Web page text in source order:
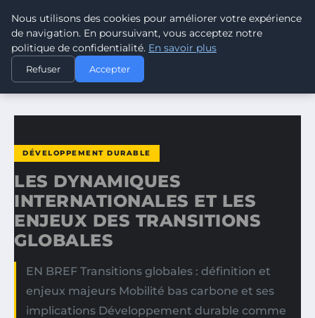
CLIMATE GUARDIAN
ACCUEIL
DÉVELOPPEMENT DURABLE
LES DYNAMIQUES INTERNATIONALES ET LES ENJEUX DES…
DÉVELOPPEMENT DURABLE
LES DYNAMIQUES
INTERNATIONALES ET LES
ENJEUX DES TRANSITIONS
GLOBALES
EN BREF Transitions globales : définition et
enjeux majeurs Mobilité bas carbone et ses
implications Développement durable comme
Nous utilisons des cookies pour améliorer votre expérience
de navigation. En poursuivant, vous acceptez notre
politique de confidentialité. En savoir plus
Refuser Accepter